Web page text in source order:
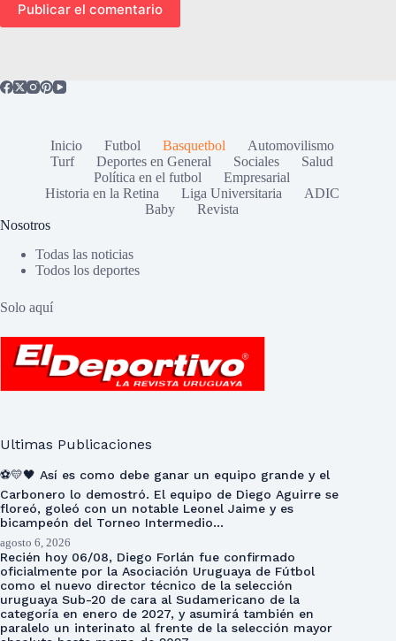
Publicar el comentario
Inicio Futbol Basquetbol
Automovilismo
Turf
Deportes en General Sociales
Salud
Política en el futbol
Empresarial
Historia en la Retina
Liga Universitaria
ADIC
Baby
Revista
Nosotros
Todas las noticias
Todos los deportes
Solo aquí
Ultimas Publicaciones
⚽💛🖤 Así es como debe ganar un equipo grande y el
Carbonero lo demostró. El equipo de Diego Aguirre se
floreó, goleó con un notable Leonel Jaime y es
bicampeón del Torneo Intermedio…
agosto 6, 2026
Recién hoy 06/08, Diego Forlán fue confirmado
oficialmente por la Asociación Uruguaya de Fútbol
como el nuevo director técnico de la selección
uruguaya Sub-20 de cara al Sudamericano de la
categoría en enero de 2027, y asumirá también en
paralelo un interinato al frente de la selección mayor